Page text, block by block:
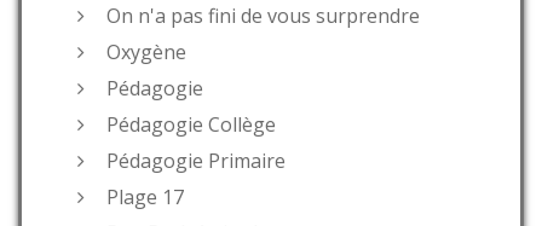
On n'a pas fini de vous surprendre
Oxygène
Pédagogie
Pédagogie Collège
Pédagogie Primaire
Plage 17